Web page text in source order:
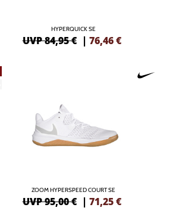
HYPERQUICK SE
UVP 84,95 € | 76,46 €
ZOOM HYPERSPEED COURT SE
UVP 95,00 € | 71,25 €